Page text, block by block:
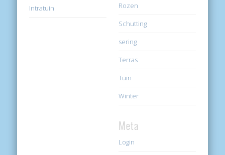
Intratuin
Rozen
Schutting
sering
Terras
Tuin
Winter
Meta
Login